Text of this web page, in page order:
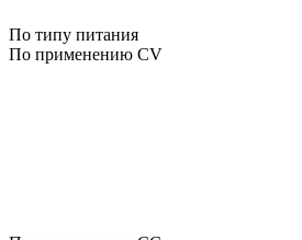
По типу питания
По применению CV